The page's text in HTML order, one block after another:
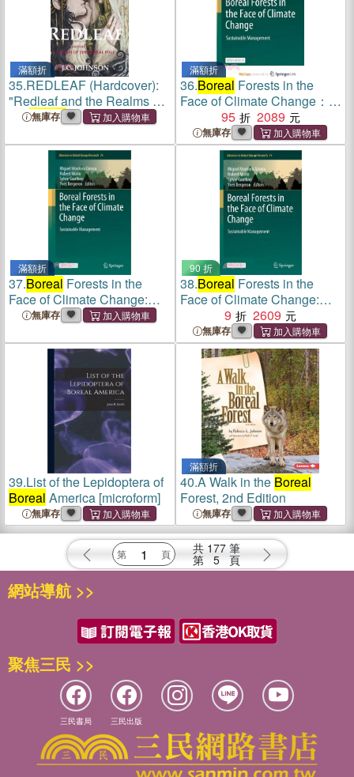
滿額折
35.REDLEAF (Hardcover):
"Redleaf and the Realms of
theBorealPole"
無庫存
滿額折
36.Boreal Forests in the
Face of Climate Change：
Sustainable Management
95 2089
無庫存
滿額折
37.Boreal Forests in the
Face of Climate Change:
Sustainable Management
無庫存
90 折
38.Boreal Forests in the
Face of Climate Change:
Sustainable Management
9 2609
無庫存
39.List of the Lepidoptera of
Boreal America [microform]
無庫存
滿額折
40.A Walk in the Boreal
Forest, 2nd Edition
無庫存
共 177 筆
第 5 頁
網站導航 >>
聚焦三民 >>
三民書局 三民出版